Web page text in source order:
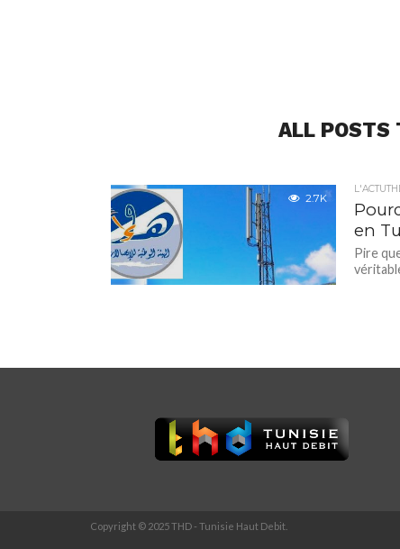
ALL POSTS
2.7K
en
Pire
Copyright © 2025 THD - Tunisie Haut Debit.